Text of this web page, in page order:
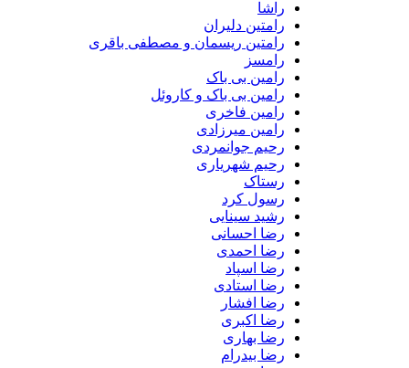
رامتین دلیران
رامتین ریسمان و مصطفی باقری
رامین بی باک
رامین بی باک و کاروئل
رامین فاخری
رامین میرزادی
رحیم جوانمردی
رحیم شهریاری
رستاک
رسول کرد
رشید سینایی
رضا احسانی
رضا احمدی
رضا اسپاد
رضا استادی
رضا افشار
رضا اکبری
رضا بهاری
رضا بیدرام